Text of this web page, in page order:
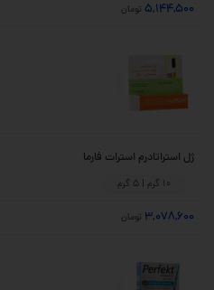
5,144,500 تومان
ژل استراتادرم استرات فارما
10 گرم | 5 گرم
3,078,600 تومان